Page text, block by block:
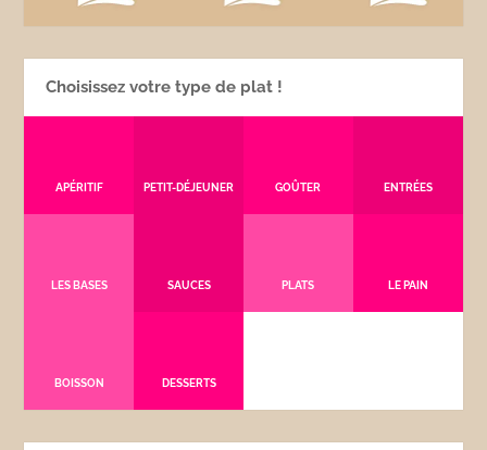
Choisissez votre type de plat !
APÉRITIF PETIT-DÉJEUNER GOÛTER ENTRÉES
LES BASES SAUCES PLATS LE PAIN
BOISSON DESSERTS